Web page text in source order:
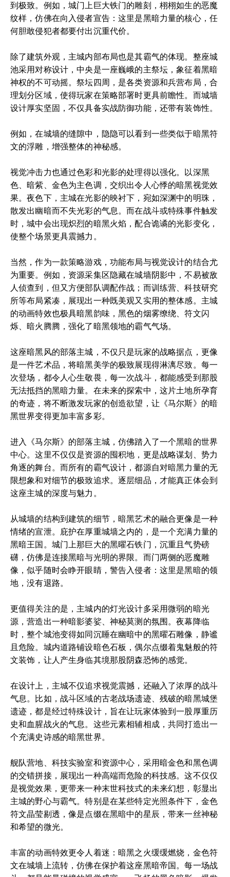
到极致。例如，城门上巨大铁门的雕刻，栩栩如生的恶魔
纹样，仿佛在向入侵者宣告：这里是黑暗力量的核心，任
何胆敢侵犯者都要付出沉重代价。
除了建筑外观，主城内部布局也是其霸气的体现。整座城
池采用对称设计，中央是一座巍峨的主祭坛，象征着黑暗
神权的不可动摇。祭坛四周，是各类资源和兵营布局，合
理划分区域，使得玩家在策略部署时更具前瞻性。而城墙
设计厚实坚固，不仅具备实战防御功能，还带有装饰性。
例如，在城墙的缝隙中，隐隐可以看到一些类似于暗黑符
文的浮雕，增强整体的神秘感。
视觉冲击力也通过色彩和光影的处理得以强化。以深黑
色、暗紫、金色为主色调，交织出令人心悸的暗黑视觉效
果。夜色下，主城在光影的映衬下，宛如深渊中的明珠，
散发出幽暗而不失光彩的气息。而在战斗或特殊事件触发
时，城中会出现炽烈的暗黑火焰，配合诡谲的光影变化，
使整个场景更具震撼力。
当然，作为一款策略游戏，功能布局与视觉设计的结合尤
为重要。例如，资源采集区隐藏在城墙阴影中，不易被敌
人侦查到，但又方便部队调配作战；而训练营、科技研究
所等布局紧凑，展现出一种既美观又实用的整体感。主城
的动画特效也极具暗黑韵味，黑色的烟雾缭绕、符文闪
烁、暗火腾腾，强化了暗黑领地的霸气气场。
这座暗黑风的部落主城，不仅只是玩家的战略据点，更像
是一件艺术品，将暗黑美学的极致展现得淋漓尽致。每一
次登场，都令人心生敬畏，每一次战斗，都能感受到那股
无法抵挡的黑暗力量。在未来的探索中，这片土地所孕育
的奇迹，将不断激发玩家的创造欲望，让《马尔斯》的暗
黑世界变得更加丰富多彩。
进入《马尔斯》的部落主城，仿佛踏入了一个黑暗的世界
中心。这里不仅仅是资源的囤积地，更是战略谋划、势力
角逐的舞台。而所有的霸气设计，都源自对暗黑力量的无
限想象和对细节的极致追求。逐层细品，才能真正体会到
这座主城的深度与魅力。
从城墙的结构到建筑的细节，暗黑艺术的融合更像是一种
情绪的宣泄。庇护在厚重城墙之内的，是一个充满力量的
黑暗王国。城门上那巨大的黑曜石铁门，沉重且气势磅
礴，仿佛是连接黑暗与光明的界限。而门两侧的恶魔雕
像，似乎随时会睁开眼睛，警告入侵者：这里是黑暗的领
地，没有退路。
更值得关注的是，主城内的灯光设计多采用微弱的暗光
源，营造出一种暗影婆娑、神秘莫测的氛围。夜幕降临
时，整个城池变得如同沉睡在幽暗中的黑曜石雕像，静谧
且危险。城内道路铺设暗色石板，偶尔点缀着鬼魅般的符
文装饰，让人产生身临其境那股阴森恐怖的感觉。
在设计上，主城不仅追求视觉震撼，还融入了浓厚的战斗
气息。比如，战斗区域的古老战场遗迹、残破的暗黑城堡
遗迹，都是经过特殊设计，旨在让玩家体验到一股厚重历
史和血腥战火的气息。这些元素相辅相成，共同打造出一
个充满史诗感的暗黑世界。
舰队营地、科技实验室和资源中心，采用暗金色和黑色调
的交错拼接，展现出一种高端而危险的科技感。这不仅仅
是视觉效果，更带来一种末世科技式的未来幻想，彰显出
主城的野心与霸气。特别是在某些特定光照条件下，金色
符文晶莹剔透，像是点缀在黑暗中的星辰，带来一丝神秘
和希望的微光。
丰富的动画特效更令人着迷：暗黑之火缓缓燃烧，金色符
文在城墙上流转，仿佛在保护着这座黑暗帝国。每一场战